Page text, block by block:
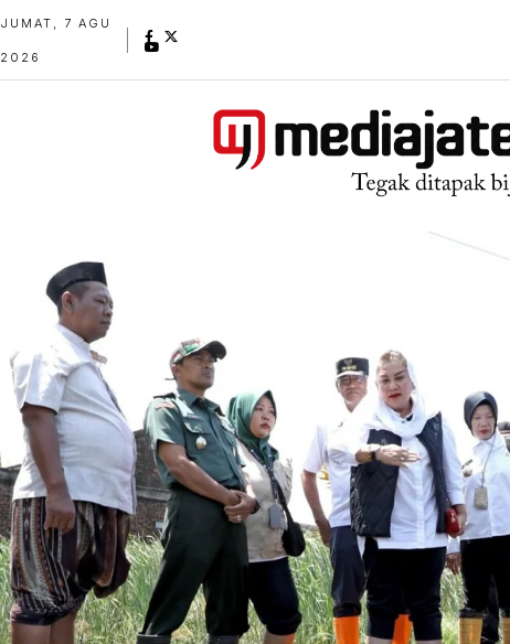
JUMAT, 7 AGU
2026